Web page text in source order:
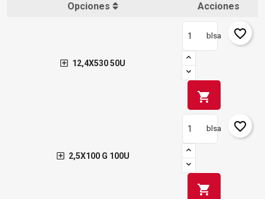
Opciones Acciones
12,4X530 50U
blsa
shopping_cart
favorite_border
2,5X100 G 100U
blsa
shopping_cart
favorite_border